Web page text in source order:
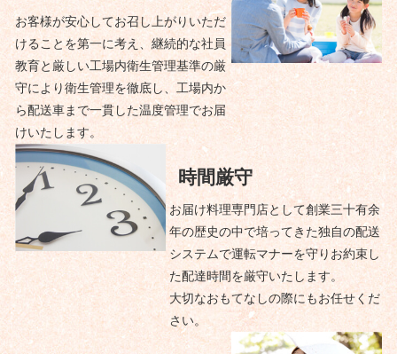
お客様が安心してお召し上がりいただ
けることを第一に考え、継続的な社員
教育と厳しい工場内衛生管理基準の厳
守により衛生管理を徹底し、工場内か
ら配送車まで一貫した温度管理でお届
けいたします。
時間厳守
お届け料理専門店として創業三十有余
年の歴史の中で培ってきた独自の配送
システムで運転マナーを守りお約束し
た配達時間を厳守いたします。
大切なおもてなしの際にもお任せくだ
さい。